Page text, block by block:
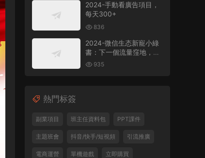
2024-手動看廣告項目，
每天300+
836
2024-微信生态新寵小綠
書：下一個流量窪地，粉
絲質量超高，日引
935
熱門标簽
副業項目 班主任資料包 PPT課件
主題班會 抖音/快手/短視頻 引流推廣
電商運營 單機遊戲 立即購買